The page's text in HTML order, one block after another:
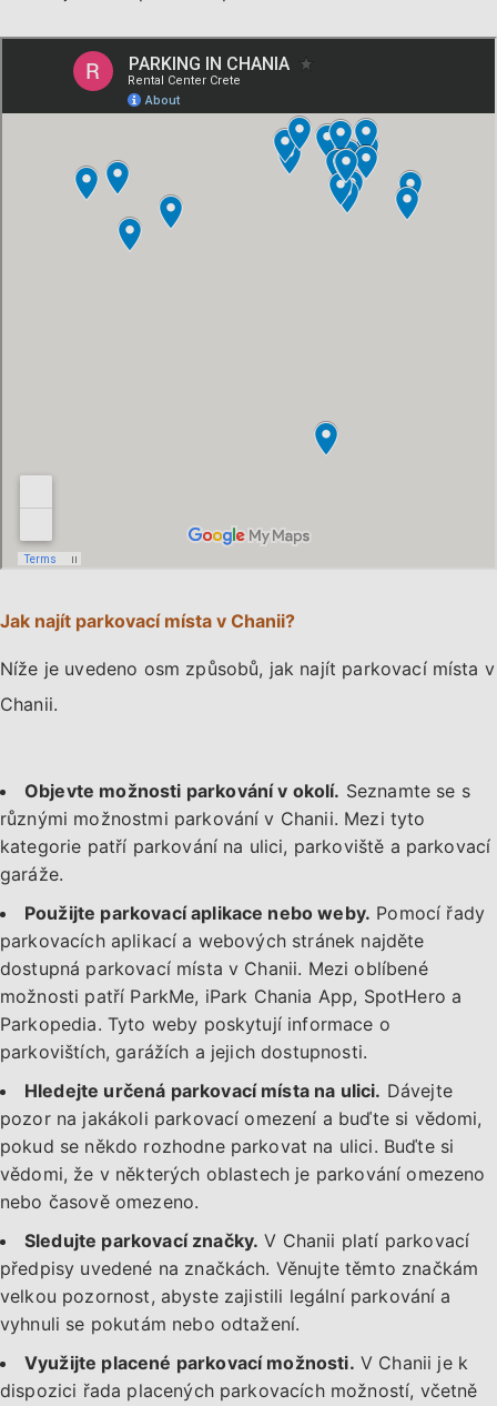
Jak najít parkovací místa v Chanii?
Níže je uvedeno osm způsobů, jak najít parkovací místa v
Chanii.
Objevte možnosti parkování v okolí. Seznamte se s
různými možnostmi parkování v Chanii. Mezi tyto
kategorie patří parkování na ulici, parkoviště a parkovací
garáže.
Použijte parkovací aplikace nebo weby. Pomocí řady
parkovacích aplikací a webových stránek najděte
dostupná parkovací místa v Chanii. Mezi oblíbené
možnosti patří ParkMe, iPark Chania App, SpotHero a
Parkopedia. Tyto weby poskytují informace o
parkovištích, garážích a jejich dostupnosti.
Hledejte určená parkovací místa na ulici. Dávejte
pozor na jakákoli parkovací omezení a buďte si vědomi,
pokud se někdo rozhodne parkovat na ulici. Buďte si
vědomi, že v některých oblastech je parkování omezeno
nebo časově omezeno.
Sledujte parkovací značky. V Chanii platí parkovací
předpisy uvedené na značkách. Věnujte těmto značkám
velkou pozornost, abyste zajistili legální parkování a
vyhnuli se pokutám nebo odtažení.
Využijte placené parkovací možnosti. V Chanii je k
dispozici řada placených parkovacích možností, včetně